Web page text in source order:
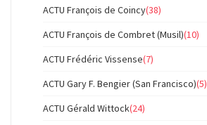
ACTU François de Coincy(38)
ACTU François de Combret (Musil)(10)
ACTU Frédéric Vissense(7)
ACTU Gary F. Bengier (San Francisco)(5)
ACTU Gérald Wittock(24)